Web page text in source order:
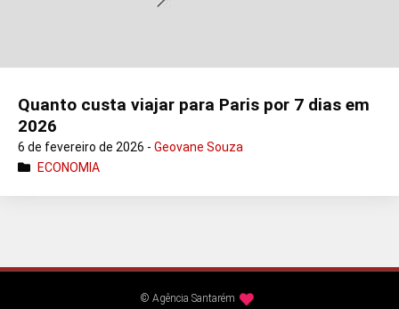
Quanto custa viajar para Paris por 7 dias em
2026
6 de fevereiro de 2026 - Geovane Souza
ECONOMIA
© Agência Santarém